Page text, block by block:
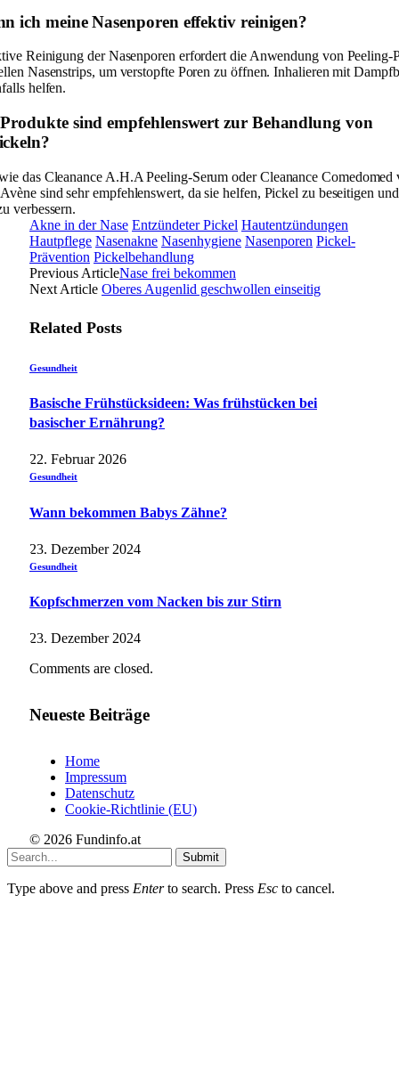
ich meine Nasenporen effektiv reinigen?
Reinigung der Nasenporen erfordert die Anwendung von Peeling-
Nasenstrips, um verstopfte Poren zu öffnen. Inhalieren mit
helfen.
sind empfehlenswert zur Behandlung von
das Cleanance A.H.A Peeling-Serum oder Cleanance Comedomed
sind sehr empfehlenswert, da sie helfen, Pickel zu beseitigen
verbessern.
Akne in der Nase Entzündeter Pickel Hautentzündungen
Hautpflege Nasenakne Nasenhygiene Nasenporen Pickel-
Prävention Pickelbehandlung
Previous ArticleNase frei bekommen
Next Article Oberes Augenlid geschwollen einseitig
Related Posts
Gesundheit
Basische Frühstücksideen: Was frühstücken bei
basischer Ernährung?
22. Februar 2026
Gesundheit
Wann bekommen Babys Zähne?
23. Dezember 2024
Gesundheit
Kopfschmerzen vom Nacken bis zur Stirn
23. Dezember 2024
Comments are closed.
Neueste Beiträge
Home
Impressum
Datenschutz
Cookie-Richtlinie (EU)
© 2026 Fundinfo.at
Submit
Type above and press Enterto search. Press Esc to cancel.